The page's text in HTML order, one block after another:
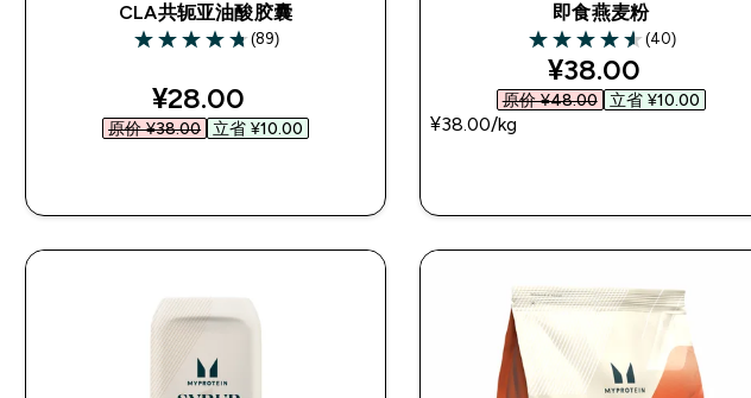
CLA共轭亚油酸胶囊
4.72 out of 5 stars
(89)
discounted price
¥28.00‎
原价 ¥38.00‎ 立省 ¥10.00‎
即食燕麦粉
4.55 out of 5 stars
(40)
discounted price
¥38.00‎
原价 ¥48.00‎ 立省 ¥10.00‎
¥38.00‎/kg